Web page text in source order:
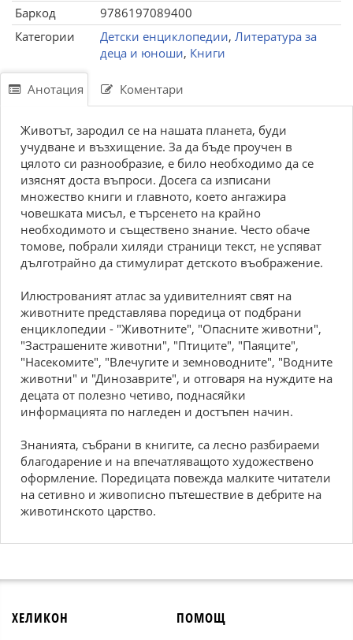
Баркод
9786197089400
Категории
Детски енциклопедии, Литература за
деца и юноши, Книги
Анотация Коментари
Животът, зародил се на нашата планета, буди
учудване и възхищение. За да бъде проучен в
цялото си разнообразие, е било необходимо да се
изяснят доста въпроси. Досега са изписани
множество книги и главното, което ангажира
човешката мисъл, е търсенето на крайно
необходимото и съществено знание. Често обаче
томове, побрали хиляди страници текст, не успяват
дълготрайно да стимулират детското въображение.
Илюстрованият атлас за удивителният свят на
животните представлява поредица от подбрани
енциклопедии - "Животните", "Опасните животни",
"Застрашените животни", "Птиците", "Паяците",
"Насекомите", "Влечугите и земноводните", "Водните
животни" и "Динозаврите", и отговаря на нуждите на
децата от полезно четиво, поднасяйки
информацията по нагледен и достъпен начин.
Знанията, събрани в книгите, са лесно разбираеми
благодарение и на впечатляващото художествено
оформление. Поредицата повежда малките читатели
на сетивно и живописно пътешествие в дебрите на
животинското царство.
ХЕЛИКОН ПОМОЩ